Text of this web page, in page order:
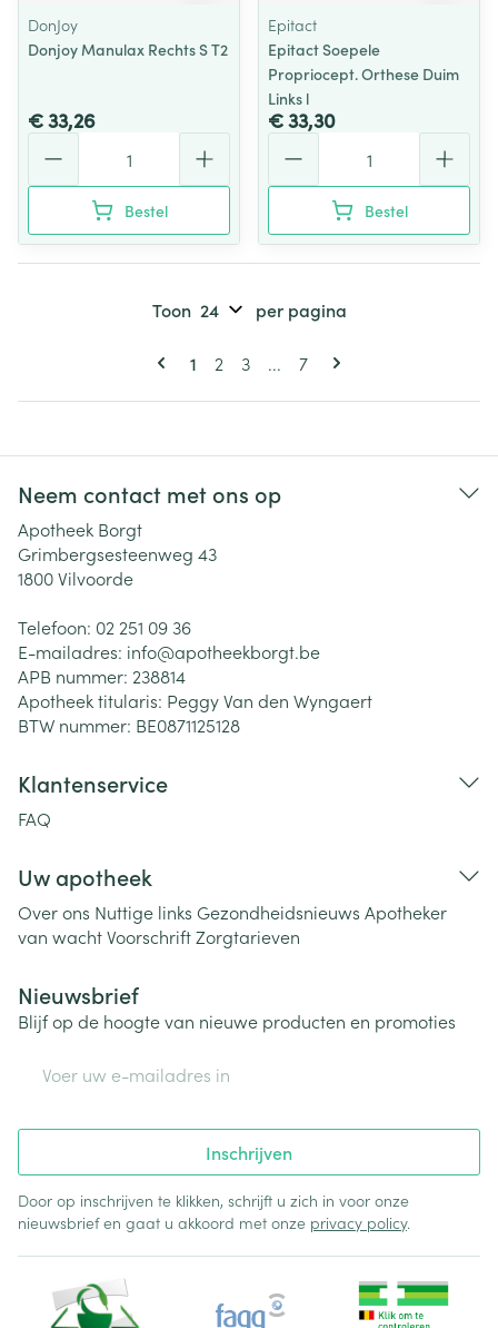
DonJoy
Donjoy Manulax Rechts S T2
€ 33,26
Bestel
Epitact
Epitact Soepele
Propriocept. Orthese Duim
Links l
€ 33,30
Bestel
Pagina's
U lees momenteel pagina
1 Pagina
2 Pagina
3 ... Pagina
7
Toon per pagina
Neem contact met ons op
Apotheek Borgt
Grimbergsesteenweg 43
1800Vilvoorde
Telefoon: 02 251 09 36
E-mailadres: info@apotheekborgt.be
APB nummer: 238814
Apotheek titularis: Peggy Van den Wyngaert
BTW nummer: BE0871125128
Klantenservice
FAQ
Uw apotheek
Over ons Nuttige links Gezondheidsnieuws Apotheker
van wachtVoorschriftZorgtarieven
Nieuwsbrief
Blijf op de hoogte van nieuwe producten en promoties
Inschrijven
Door op inschrijven te klikken, schrijft u zich in voor onze
nieuwsbrief en gaat u akkoord met onze privacy policy.